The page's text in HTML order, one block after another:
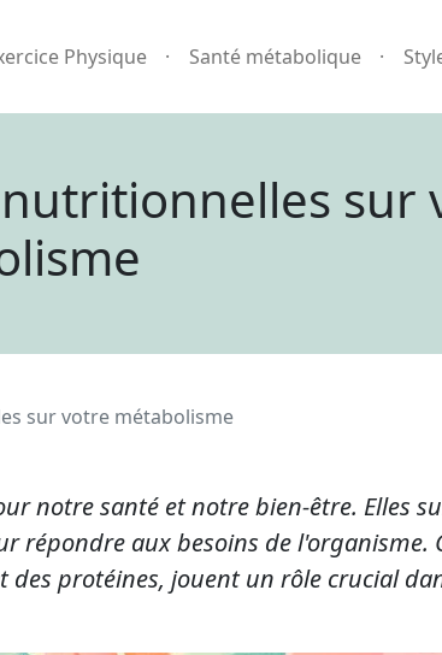
Physique Santé métabolique
sur
sur votre métabolisme
notre santé et notre bien-être. Elles
aux besoins de l'organisme.
protéines, jouent un rôle crucial